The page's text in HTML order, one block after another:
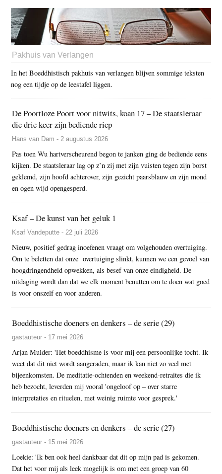
Pakhuis van Verlangen
In het Boeddhistisch pakhuis van verlangen blijven sommige teksten
nog een tijdje op de leestafel liggen.
De Poortloze Poort voor nitwits, koan 17 – De staatsleraar
die drie keer zijn bediende riep
Hans van Dam - 2 augustus 2026
Pas toen Wu hartverscheurend begon te janken ging de bediende eens
kijken. De staatsleraar lag op z’n zij met zijn vuisten tegen zijn borst
geklemd, zijn hoofd achterover, zijn gezicht paarsblauw en zijn mond
en ogen wijd opengesperd.
Ksaf – De kunst van het geluk 1
Ksaf Vandeputte - 22 juli 2026
Nieuw, positief gedrag inoefenen vraagt om volgehouden overtuiging.
Om te beletten dat onze overtuiging slinkt, kunnen we een gevoel van
hoogdringendheid opwekken, als besef van onze eindigheid. De
uitdaging wordt dan dat we elk moment benutten om te doen wat goed
is voor onszelf en voor anderen.
Boeddhistische doeners en denkers – de serie (29)
gastauteur - 17 mei 2026
Arjan Mulder: 'Het boeddhisme is voor mij een persoonlijke tocht. Ik
weet dat dit niet wordt aangeraden, maar ik kan niet zo veel met
bijeenkomsten. De meditatie-ochtenden en weekend-retraites die ik
heb bezocht, leverden mij vooral 'ongeloof op – over starre
interpretaties en rituelen, met weinig ruimte voor gesprek.'
Boeddhistische doeners en denkers – de serie (27)
gastauteur - 15 mei 2026
Loekie: 'Ik ben ook heel dankbaar dat dit op mijn pad is gekomen.
Dat het voor mij als leek mogelijk is om met een groep van 60